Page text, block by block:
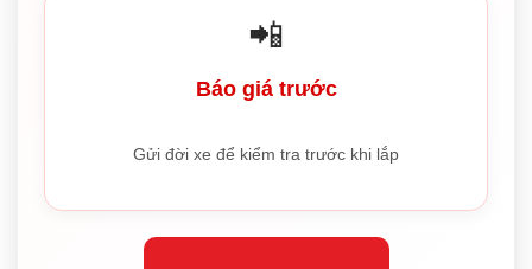
📲
Báo giá trước
Gửi đời xe để kiểm tra trước khi lắp